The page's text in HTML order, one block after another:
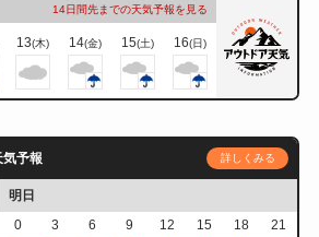
14日間先までの天気予報を見る
13(木) 14(金) 15(土) 16(日)
予報 詳しくみる
明日
0 3 6 9 12 15 18
21